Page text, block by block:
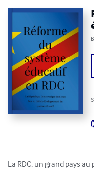
La RDC, un grand pays